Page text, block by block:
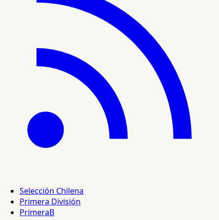
Selección Chilena
Primera División
PrimeraB